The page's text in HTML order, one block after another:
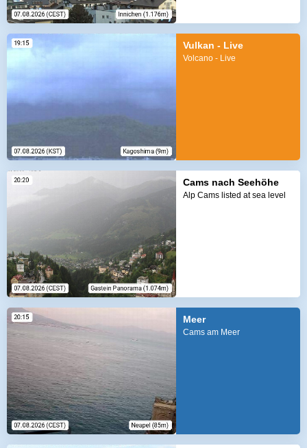
Vulkan - Live
Volcano - Live
Cams nach Seehöhe
Alp Cams listed at sea level
Meer
Cams am Meer